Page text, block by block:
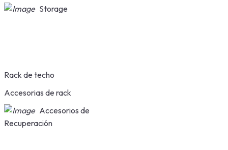
Storage
Rack de techo
Accesorias de rack
Accesorios de
Recuperación